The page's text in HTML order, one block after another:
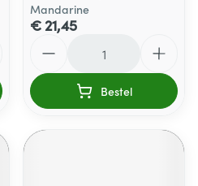
Mandarine
€ 21,45
Bestel